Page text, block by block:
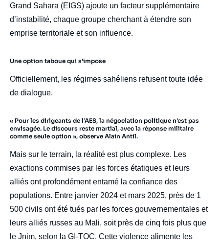
Grand Sahara (EIGS) ajoute un facteur supplémentaire
d’instabilité, chaque groupe cherchant à étendre son
emprise territoriale et son influence.
Une option taboue qui s’impose
Officiellement, les régimes sahéliens refusent toute idée
de dialogue.
« Pour les dirigeants de l’AES, la négociation politique n’est pas
envisagée. Le discours reste martial, avec la réponse militaire
comme seule option », observe Alain Antil.
Mais sur le terrain, la réalité est plus complexe. Les
exactions commises par les forces étatiques et leurs
alliés ont profondément entamé la confiance des
populations. Entre janvier 2024 et mars 2025, près de 1
500 civils ont été tués par les forces gouvernementales et
leurs alliés russes au Mali, soit près de cinq fois plus que
le Jnim, selon la GI-TOC. Cette violence alimente les